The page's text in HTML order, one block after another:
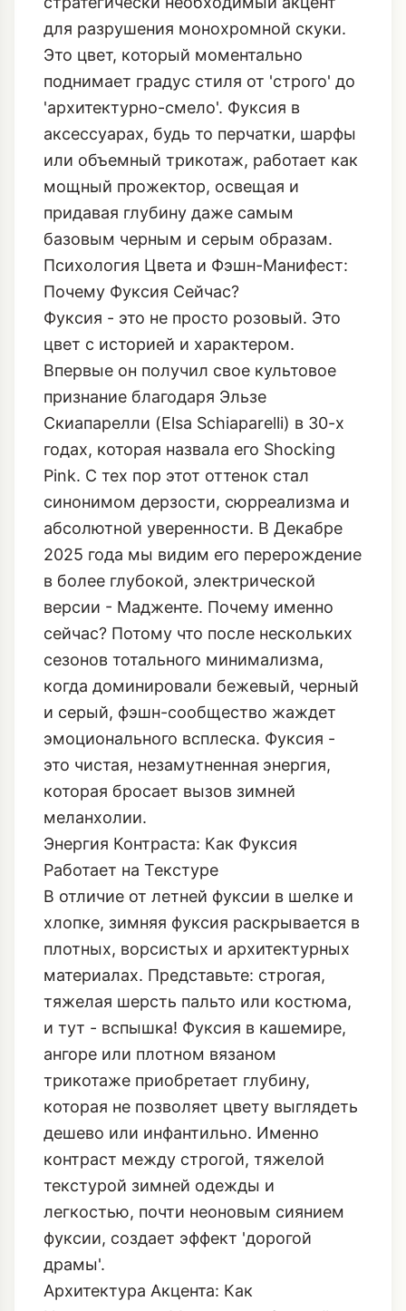
Маджента (Shocking Fuchsia). Этот
дерзкий, вибрирующий оттенок - не
просто модный каприз, а
стратегически необходимый акцент
для разрушения монохромной скуки.
Это цвет, который моментально
поднимает градус стиля от 'строго' до
'архитектурно-смело'. Фуксия в
аксессуарах, будь то перчатки, шарфы
или объемный трикотаж, работает как
мощный прожектор, освещая и
придавая глубину даже самым
базовым черным и серым образам.
Психология Цвета и Фэшн-Манифест:
Почему Фуксия Сейчас?
Фуксия - это не просто розовый. Это
цвет с историей и характером.
Впервые он получил свое культовое
признание благодаря Эльзе
Скиапарелли (Elsa Schiaparelli) в 30-х
годах, которая назвала его Shocking
Pink. С тех пор этот оттенок стал
синонимом дерзости, сюрреализма и
абсолютной уверенности. В Декабре
2025 года мы видим его перерождение
в более глубокой, электрической
версии - Мадженте. Почему именно
сейчас? Потому что после нескольких
сезонов тотального минимализма,
когда доминировали бежевый, черный
и серый, фэшн-сообщество жаждет
эмоционального всплеска. Фуксия -
это чистая, незамутненная энергия,
которая бросает вызов зимней
меланхолии.
Энергия Контраста: Как Фуксия
Работает на Текстуре
В отличие от летней фуксии в шелке и
хлопке, зимняя фуксия раскрывается в
плотных, ворсистых и архитектурных
материалах. Представьте: строгая,
тяжелая шерсть пальто или костюма,
и тут - вспышка! Фуксия в кашемире,
ангоре или плотном вязаном
трикотаже приобретает глубину,
которая не позволяет цвету выглядеть
дешево или инфантильно. Именно
контраст между строгой, тяжелой
текстурой зимней одежды и
легкостью, почти неоновым сиянием